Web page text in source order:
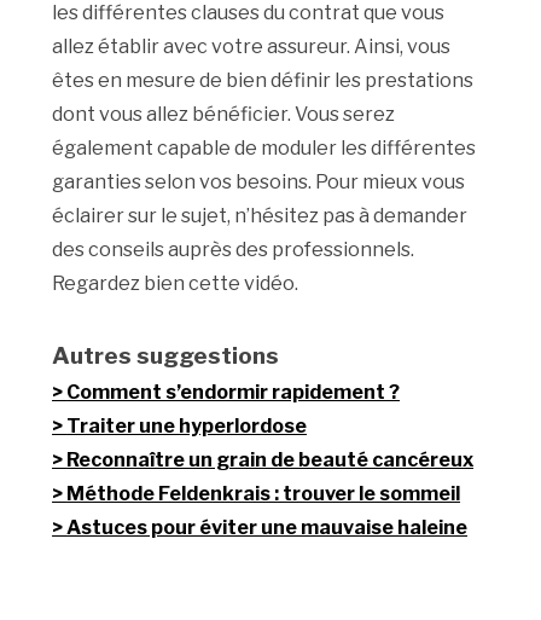
les différentes clauses du contrat que vous
allez établir avec votre assureur. Ainsi, vous
êtes en mesure de bien définir les prestations
dont vous allez bénéficier. Vous serez
également capable de moduler les différentes
garanties selon vos besoins. Pour mieux vous
éclairer sur le sujet, n’hésitez pas à demander
des conseils auprès des professionnels.
Regardez bien cette vidéo.
Autres suggestions
Comment s’endormir rapidement ?
Traiter une hyperlordose
Reconnaître un grain de beauté cancéreux
Méthode Feldenkrais : trouver le sommeil
Astuces pour éviter une mauvaise haleine